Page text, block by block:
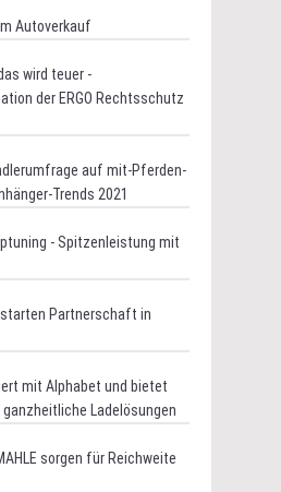
Autoverkauf
wird teuer -
der ERGO Rechtsschutz
auf mit-Pferden-
Trends 2021
- Spitzenleistung mit
starten Partnerschaft in
mit Alphabet und bietet
Ladelösungen
sorgen für Reichweite